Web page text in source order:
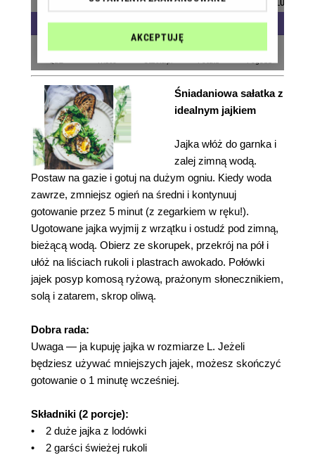
Śniadaniowa sałatka z
idealnym jajkiem
Jajka włóż do garnka i
zalej zimną wodą.
Postaw na gazie i gotuj na dużym ogniu. Kiedy woda
zawrze, zmniejsz ogień na średni i kontynuuj
gotowanie przez 5 minut (z zegarkiem w ręku!).
Ugotowane jajka wyjmij z wrzątku i ostudź pod zimną,
bieżącą wodą. Obierz ze skorupek, przekrój na pół i
ułóż na liściach rukoli i plastrach awokado. Połówki
jajek posyp komosą ryżową, prażonym słonecznikiem,
solą i zatarem, skrop oliwą.
Dobra rada:
Uwaga — ja kupuję jajka w rozmiarze L. Jeżeli
będziesz używać mniejszych jajek, możesz skończyć
gotowanie o 1 minutę wcześniej.
Składniki (2 porcje):
• 2 duże jajka z lodówki
• 2 garści świeżej rukoli